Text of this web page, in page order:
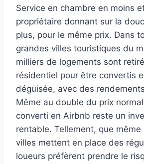
Service en chambre en moins
propriétaire donnant sur la
plus, pour le même prix. Dans
grandes villes touristiques du
milliers de logements sont
résidentiel pour être convertis
déguisée, avec des
Même au double du prix
converti en Airbnb reste un
rentable. Tellement, que même
villes mettent en place des
loueurs préfèrent prendre le